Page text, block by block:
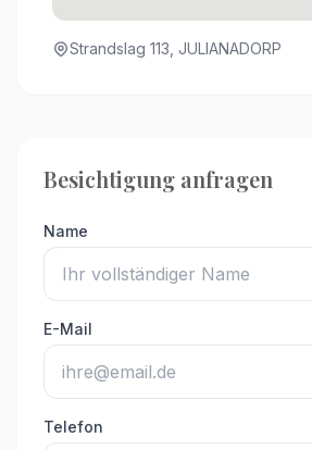
Strandslag 113, JULIANADORP
Besichtigung anfragen
Name
E-Mail
Telefon